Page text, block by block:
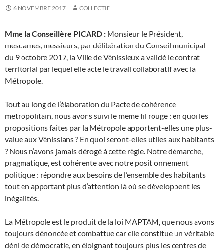
6 NOVEMBRE 2017 COLLECTIF
Mme la Conseillère PICARD : Monsieur le Président,
mesdames, messieurs, par délibération du Conseil municipal
du 9 octobre 2017, la Ville de Vénissieux a validé le contrat
territorial par lequel elle acte le travail collaboratif avec la
Métropole.
Tout au long de l’élaboration du Pacte de cohérence
métropolitain, nous avons suivi le même fil rouge : en quoi les
propositions faites par la Métropole apportent-elles une plus-
value aux Vénissians ? En quoi seront-elles utiles aux habitants
? Nous n’avons jamais dérogé à cette règle. Notre démarche,
pragmatique, est cohérente avec notre positionnement
politique : répondre aux besoins de l’ensemble des habitants
tout en apportant plus d’attention là où se développent les
inégalités.
La Métropole est le produit de la loi MAPTAM, que nous avons
toujours dénoncée et combattue car elle constitue un véritable
déni de démocratie, en éloignant toujours plus les centres de